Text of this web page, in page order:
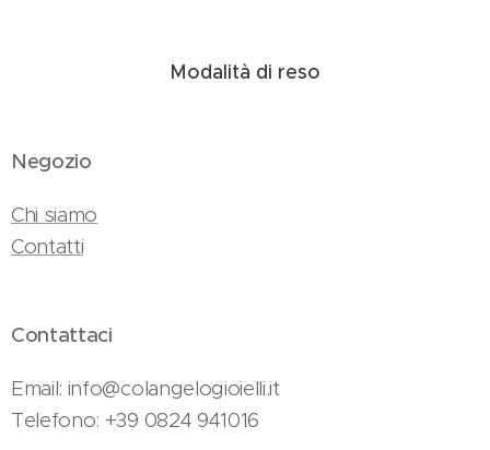
Modalità di reso
Negozio
Chi siamo
Contatti
Contattaci
Email: info@colangelogioielli.it
Telefono: +39 0824 941016